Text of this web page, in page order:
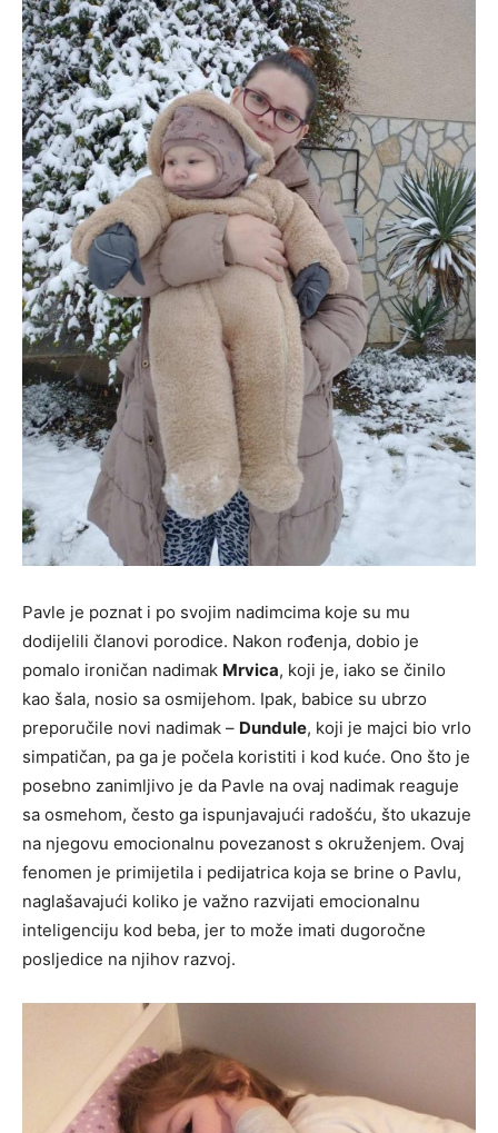
Pavle je poznat i po svojim nadimcima koje su mu
dodijelili članovi porodice. Nakon rođenja, dobio je
pomalo ironičan nadimak Mrvica, koji je, iako se činilo
kao šala, nosio sa osmijehom. Ipak, babice su ubrzo
preporučile novi nadimak – Dundule, koji je majci bio vrlo
simpatičan, pa ga je počela koristiti i kod kuće. Ono što je
posebno zanimljivo je da Pavle na ovaj nadimak reaguje
sa osmehom, često ga ispunjavajući radošću, što ukazuje
na njegovu emocionalnu povezanost s okruženjem. Ovaj
fenomen je primijetila i pedijatrica koja se brine o Pavlu,
naglašavajući koliko je važno razvijati emocionalnu
inteligenciju kod beba, jer to može imati dugoročne
posljedice na njihov razvoj.